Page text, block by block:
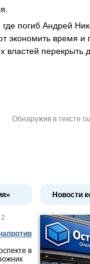
погиб Андрей
экономить время и
перекрыть
Обнаружив в тексте
2
в
Новости